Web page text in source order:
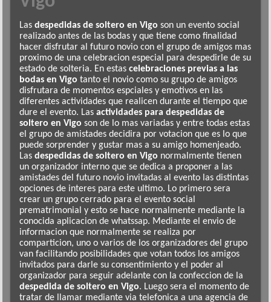
Lasdespedidas de soltero en Vigo son un evento social
realizado antes de las bodas y que tiene como finalidad
hacer disfrutar al futuro novio con el grupo de amigos mas
proximo de una celebracion especial para despedirle de su
estado de solteria. En estascelebraciones previas a las
bodas en Vigo tanto el novio como su grupo de amigos
disfrutara de momentos espciales y emotivos en las
diferentes actividades que realicen durante el tiempo que
dure el evento. Las actividades para despedidas de
soltero en Vigo son de lo mas variadas y entre todas estas
el grupo de amistades decidira por votacion que es lo que
puede sorprender y gustar mas a su amigo homenjeado.
Lasdespedidas de soltero en Vigo normalmente tienen
un organizador interno que se dedica a proponer a las
amistades del futuro novio invitadas al evento las distintas
opciones de interes para este ultimo. Lo primero sera
crear un grupo cerrado para el evento social
prematrimonial y esto se hace normalmente mediante la
conocida aplicacion de whatssap. Mediante el envio de
informacion que normalmente se realiza por
comparticion, uno o varios de los organizadores del grupo
van facilitando posibilidades que votan todos los amigos
invitados para darle su consentimiento y el poder al
organizador para seguir adelante con la confeccion de la
despedida de soltero en Vigo. Luego sera el momento de
tratar de llamar mediante via telefonica a una agencia de